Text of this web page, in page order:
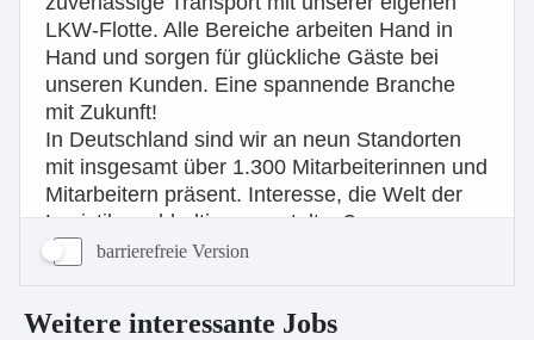
barrierefreie Version
Weitere interessante Jobs